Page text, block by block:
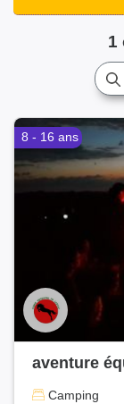
1
8 - 16 ans
aventure
Camping